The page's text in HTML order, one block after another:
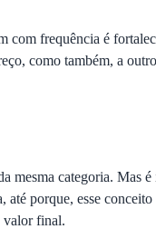
com frequência é
como também, a
mesma categoria. Mas
até porque, esse
valor final.